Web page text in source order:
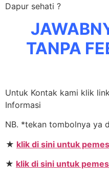
Dapur sehati ?
TANPA
Untuk Kontak kami klik
Informasi
NB. *tekan tombolnya ya
★ klik di sini untuk
★ klik di sini untuk